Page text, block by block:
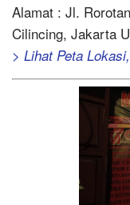
Alamat : Jl.
Cilincing, Jakarta
> Lihat Peta